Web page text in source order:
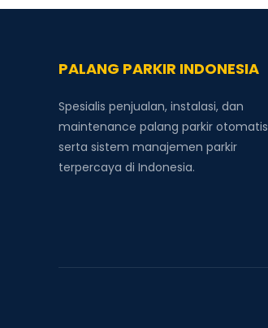
PALANG PARKIR INDONESIA
Spesialis penjualan, instalasi, dan
maintenance palang parkir otomatis
serta sistem manajemen parkir
terpercaya di Indonesia.